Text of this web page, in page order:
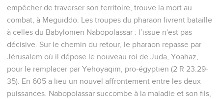
empêcher de traverser son territoire, trouve la mort au
combat, à Meguiddo. Les troupes du pharaon livrent bataille
à celles du Babylonien Nabopolassar : l’issue n'est pas
décisive. Sur le chemin du retour, le pharaon repasse par
Jérusalem où il dépose le nouveau roi de Juda, Yoahaz,
pour le remplacer par Yehoyaqim, pro-égyptien (2 R 23.29-
35). En 605 a lieu un nouvel affrontement entre les deux
puissances. Nabopolassar succombe à la maladie et son fils,